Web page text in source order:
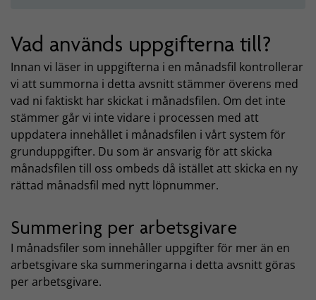
Vad används uppgifterna till?
Innan vi läser in uppgifterna i en månadsfil kontrollerar
vi att summorna i detta avsnitt stämmer överens med
vad ni faktiskt har skickat i månadsfilen. Om det inte
stämmer går vi inte vidare i processen med att
uppdatera innehållet i månadsfilen i vårt system för
grunduppgifter. Du som är ansvarig för att skicka
månadsfilen till oss ombeds då istället att skicka en ny
rättad månadsfil med nytt löpnummer.
Summering per arbetsgivare
I månadsfiler som innehåller uppgifter för mer än en
arbetsgivare ska summeringarna i detta avsnitt göras
per arbetsgivare.